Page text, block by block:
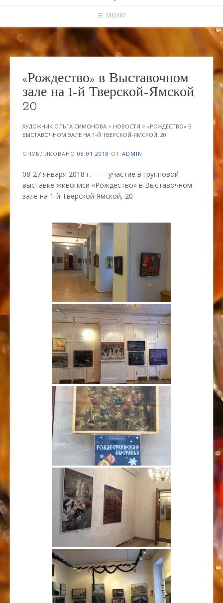
МЕНЮ
«Рождество» в Выставочном
зале на 1-й Тверской-Ямской,
20
ХУДОЖНИК ОЛЬГА СИМОНОВА > НОВОСТИ > «РОЖДЕСТВО» В
ВЫСТАВОЧНОМ ЗАЛЕ НА 1-Й ТВЕРСКОЙ-ЯМСКОЙ, 20
ОПУБЛИКОВАНО 08.01.2018 ОТ ADMIN
08-27 января 2018 г. — – участие в групповой
выставке живописи «Рождество» в Выставочном
зале на 1-й Тверской-Ямской, 20